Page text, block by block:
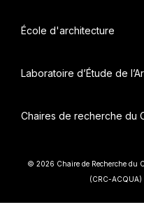
École d'architecture
Laboratoire d’Étude de
Chaires de recherche du
© 2026 Chaire de Recherche du
(CRC-ACQUA)